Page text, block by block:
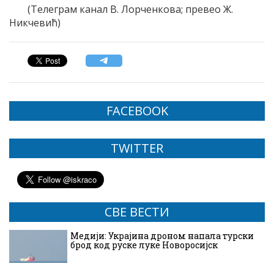
(Телеграм канал В. Лорченкова; превео Ж.
Никчевић)
FACEBOOK
TWITTER
СВЕ ВЕСТИ
Медији: Украјина дроном напала турски
брод код руске луке Новоросијск